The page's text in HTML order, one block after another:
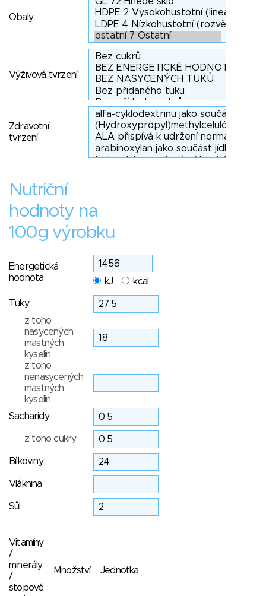
Obaly
Výživová tvrzení
Zdravotní
tvrzení
Nutriční
hodnoty na
100g výrobku
Energetická
hodnota
kJ kcal
Tuky
z toho
nasycených
mastných
kyselin
z toho
nenasycených
mastných
kyselin
Sacharidy
z toho cukry
Bílkoviny
Vláknina
Sůl
Vitamíny
/
minerály
/
stopové
Množství Jednotka